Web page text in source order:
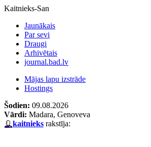
Kaitnieks-San
Jaunākais
Par sevi
Draugi
Arhivētais
journal.bad.lv
Mājas lapu izstrāde
Hostings
Šodien: 09.08.2026
Vārdi: Madara, Genoveva
kaitnieks rakstīja: